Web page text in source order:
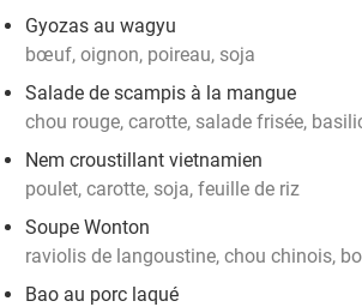
Gyozas au wagyu
bœuf, oignon, poireau, soja
Salade de scampis à la mangue
chou rouge, carotte, salade frisée,
Nem croustillant vietnamien
poulet, carotte, soja, feuille de riz
Soupe Wonton
raviolis de langoustine, chou chinois,
Bao au porc laqué